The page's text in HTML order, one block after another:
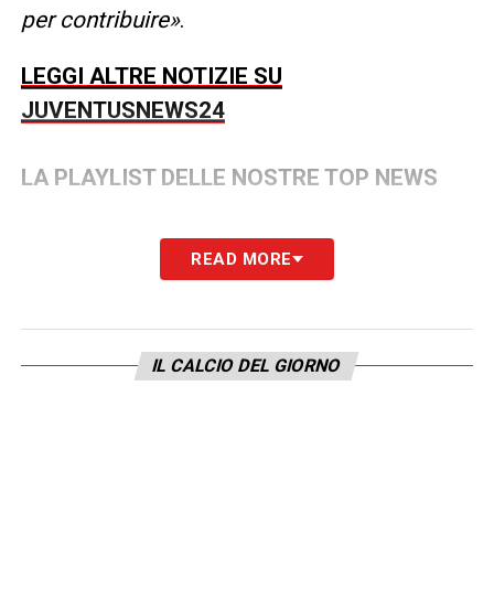
per contribuire».
LEGGI ALTRE NOTIZIE SU
JUVENTUSNEWS24
LA PLAYLIST DELLE NOSTRE TOP NEWS
READ MORE
IL CALCIO DEL GIORNO